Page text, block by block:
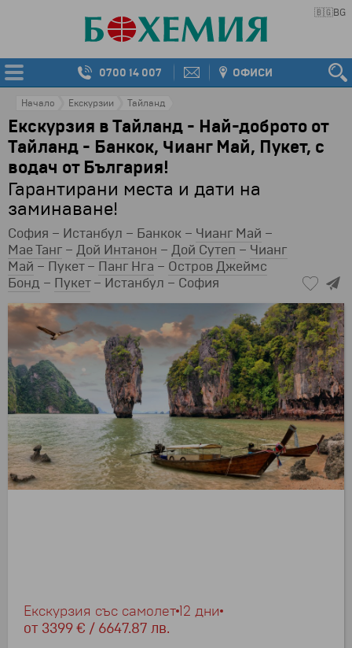
🇧🇬BG
0700 14 007 ОФИСИ
Начало Екскурзии Тайланд
Екскурзия в Тайланд - Най-доброто от
Тайланд - Банкок, Чианг Май, Пукет, с
водач от България!
Гарантирани места и дати на
заминаване!
София – Истанбул – Банкок – Чианг Май –
Мае Танг – Дой Интанон – Дой Сутеп – Чианг
Май – Пукет – Панг Нга – Остров Джеймс
Бонд – Пукет– Истанбул – София
Екскурзия със самолет 12 дни
от 3399 € / 6647.87 лв.